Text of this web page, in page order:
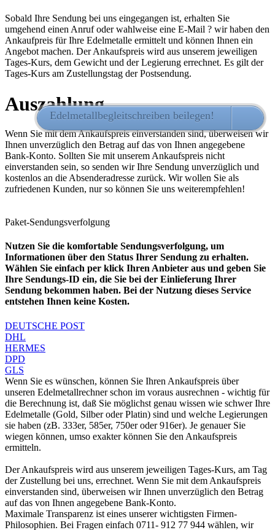
Sobald Ihre Sendung bei uns eingegangen ist, erhalten Sie
umgehend einen Anruf oder wahlweise eine E-Mail ? wir haben den
Ankaufpreis für Ihre Edelmetalle ermittelt und können Ihnen ein
Angebot machen. Der Ankaufspreis wird aus unserem jeweiligen
Tages-Kurs, dem Gewicht und der Legierung errechnet. Es gilt der
Tages-Kurs am Zustellungstag der Postsendung.
Auszahlung
Wenn Sie mit dem Ankaufspreis einverstanden sind, überweisen wir
Ihnen unverzüglich den Betrag auf das von Ihnen angegebene
Bank-Konto. Sollten Sie mit unserem Ankaufspreis nicht
einverstanden sein, so senden wir Ihre Sendung unverzüglich und
kostenlos an die Absenderadresse zurück. Wir wollen Sie als
zufriedenen Kunden, nur so können Sie uns weiterempfehlen!
Paket-Sendungsverfolgung
Nutzen Sie die komfortable Sendungsverfolgung, um
Informationen über den Status Ihrer Sendung zu erhalten.
Wählen Sie einfach per klick Ihren Anbieter aus und geben Sie
Ihre Sendungs-ID ein, die Sie bei der Einlieferung Ihrer
Sendung bekommen haben. Bei der Nutzung dieses Service
entstehen Ihnen keine Kosten.
DEUTSCHE POST
DHL
HERMES
DPD
GLS
Wenn Sie es wünschen, können Sie Ihren Ankaufspreis über
unseren Edelmetallrechnerschon im voraus ausrechnen - wichtig für
die Berechnung ist, daß Sie möglichst genau wissen wie schwer Ihre
Edelmetalle (Gold, Silber oder Platin) sind und welche Legierungen
sie haben (zB. 333er, 585er, 750er oder 916er). Je genauer Sie
wiegen können, umso exakter können Sie den Ankaufspreis
ermitteln.
Der Ankaufspreis wird aus unserem jeweiligen Tages-Kurs, am Tag
der Zustellung bei uns, errechnet. Wenn Sie mit dem Ankaufspreis
einverstanden sind, überweisen wir Ihnen unverzüglich den Betrag
auf das von Ihnen angegebene Bank-Konto.
Maximale Transparenz ist eines unserer wichtigsten Firmen-
Philosophien. Bei Fragen einfach 0711- 912 77 944 wählen, wir
Edelmetallbegleitschreiben beilegen! HIER